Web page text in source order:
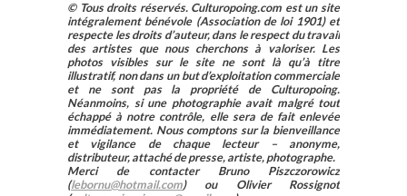
© Tous droits réservés. Culturopoing.com est un site
intégralement bénévole (Association de loi 1901) et
respecte les droits d’auteur, dans le respect du travail
des artistes que nous cherchons à valoriser. Les
photos visibles sur le site ne sont là qu’à titre
illustratif, non dans un but d’exploitation commerciale
et ne sont pas la propriété de Culturopoing.
Néanmoins, si une photographie avait malgré tout
échappé à notre contrôle, elle sera de fait enlevée
immédiatement. Nous comptons sur la bienveillance
et vigilance de chaque lecteur – anonyme,
distributeur, attaché de presse, artiste, photographe.
Merci de contacter Bruno Piszczorowicz
(lebornu@hotmail.com) ou Olivier Rossignot